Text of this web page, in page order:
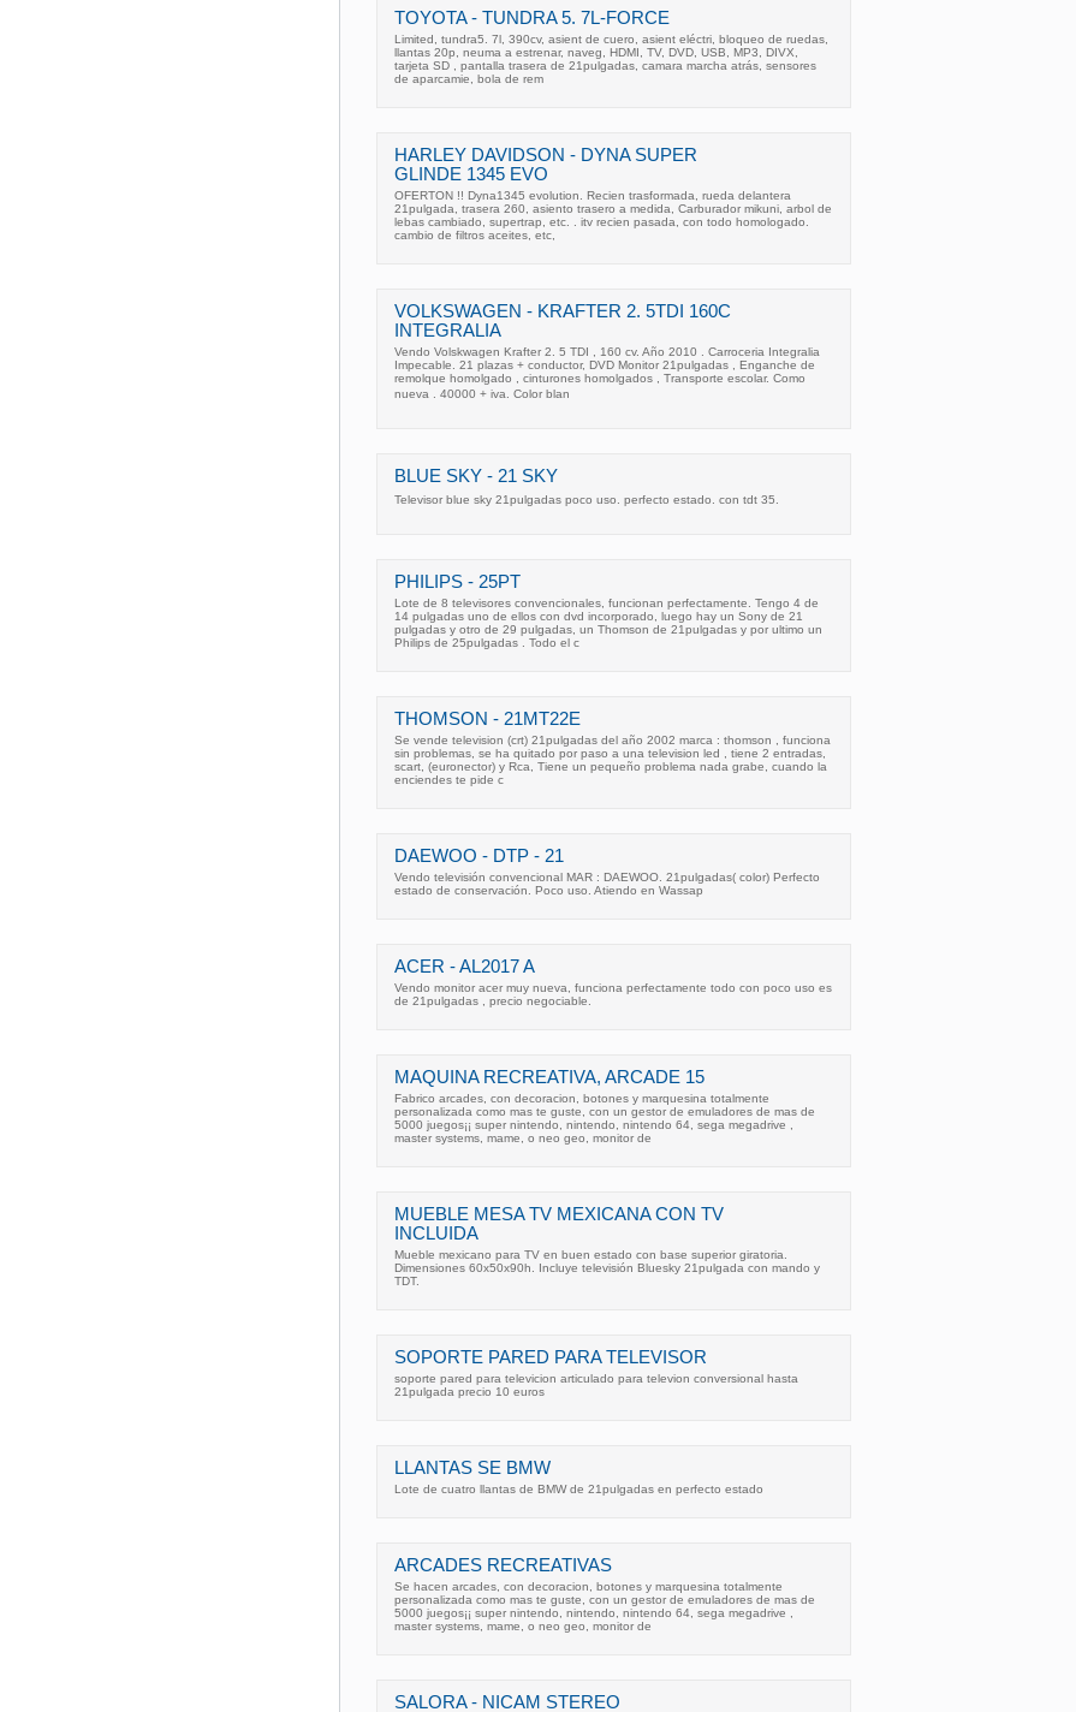
TOYOTA - TUNDRA 5. 7L-FORCE
Limited, tundra5. 7l, 390cv, asient de cuero, asient eléctri, bloqueo de ruedas,
llantas 20p, neuma a estrenar, naveg, HDMI, TV, DVD, USB, MP3, DIVX,
tarjeta SD , pantalla trasera de 21pulgadas, camara marcha atrás, sensores
de aparcamie, bola de rem
HARLEY DAVIDSON - DYNA SUPER
GLINDE 1345 EVO
OFERTON !! Dyna1345 evolution. Recien trasformada, rueda delantera
21pulgada, trasera 260, asiento trasero a medida, Carburador mikuni, arbol de
lebas cambiado, supertrap, etc. . itv recien pasada, con todo homologado.
cambio de filtros aceites, etc,
VOLKSWAGEN - KRAFTER 2. 5TDI 160C
INTEGRALIA
Vendo Volskwagen Krafter 2. 5 TDI , 160 cv. Año 2010 . Carroceria Integralia
Impecable. 21 plazas + conductor, DVD Monitor 21pulgadas , Enganche de
remolque homolgado , cinturones homolgados , Transporte escolar. Como
nueva . 40000 + iva. Color blan
BLUE SKY - 21 SKY
Televisor blue sky 21pulgadas poco uso. perfecto estado. con tdt 35.
PHILIPS - 25PT
Lote de 8 televisores convencionales, funcionan perfectamente. Tengo 4 de
14 pulgadas uno de ellos con dvd incorporado, luego hay un Sony de 21
pulgadas y otro de 29 pulgadas, un Thomson de 21pulgadas y por ultimo un
Philips de 25pulgadas . Todo el c
THOMSON - 21MT22E
Se vende television (crt) 21pulgadas del año 2002 marca : thomson , funciona
sin problemas, se ha quitado por paso a una television led , tiene 2 entradas,
scart, (euronector) y Rca, Tiene un pequeño problema nada grabe, cuando la
enciendes te pide c
DAEWOO - DTP - 21
Vendo televisión convencional MAR : DAEWOO. 21pulgadas( color) Perfecto
estado de conservación. Poco uso. Atiendo en Wassap
ACER - AL2017 A
Vendo monitor acer muy nueva, funciona perfectamente todo con poco uso es
de 21pulgadas , precio negociable.
MAQUINA RECREATIVA, ARCADE 15
Fabrico arcades, con decoracion, botones y marquesina totalmente
personalizada como mas te guste, con un gestor de emuladores de mas de
5000 juegos¡¡ super nintendo, nintendo, nintendo 64, sega megadrive ,
master systems, mame, o neo geo, monitor de
MUEBLE MESA TV MEXICANA CON TV
INCLUIDA
Mueble mexicano para TV en buen estado con base superior giratoria.
Dimensiones 60x50x90h. Incluye televisión Bluesky 21pulgada con mando y
TDT.
SOPORTE PARED PARA TELEVISOR
soporte pared para televicion articulado para televion conversional hasta
21pulgada precio 10 euros
LLANTAS SE BMW
Lote de cuatro llantas de BMW de 21pulgadas en perfecto estado
ARCADES RECREATIVAS
Se hacen arcades, con decoracion, botones y marquesina totalmente
personalizada como mas te guste, con un gestor de emuladores de mas de
5000 juegos¡¡ super nintendo, nintendo, nintendo 64, sega megadrive ,
master systems, mame, o neo geo, monitor de
SALORA - NICAM STEREO